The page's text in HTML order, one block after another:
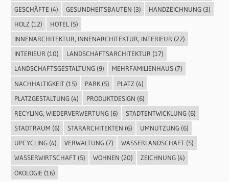
GESCHÄFTE (4) GESUNDHEITSBAUTEN (3) HANDZEICHNUNG(3)
HOLZ (12) HOTEL (5)
INNENARCHITEKTUR, INNENARCHITEKTUR, INTERIEUR (22)
INTERIEUR (10) LANDSCHAFTSARCHITEKTUR (17)
LANDSCHAFTSGESTALTUNG(9) MEHRFAMILIENHAUS(7)
NACHHALTIGKEIT(15) PARK(5) PLATZ (4)
PLATZGESTALTUNG(4) PRODUKTDESIGN (6)
RECYLING, WIEDERVERWERTUNG(6) STADTENTWICKLUNG(6)
STADTRAUM (6) STARARCHITEKTEN (6) UMNUTZUNG(6)
UPCYCLING(4) VERWALTUNG(7) WASSERLANDSCHAFT(5)
WASSERWIRTSCHAFT(5) WOHNEN (20) ZEICHNUNG(4)
ÖKOLOGIE (16)